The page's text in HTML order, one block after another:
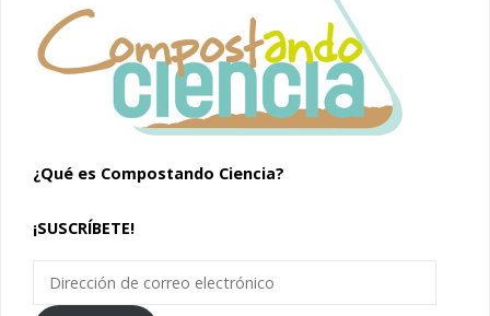
¿Qué es Compostando Ciencia?
¡SUSCRÍBETE!
Dirección